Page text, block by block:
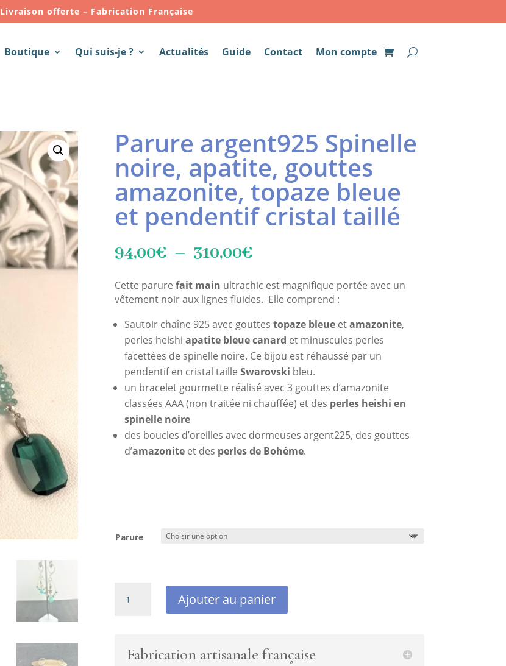
Livraison offerte – Fabrication Française
Boutique Qui suis-je ? Actualités Guide Contact Mon compte
Parure argent925 Spinelle
noire, apatite, gouttes
amazonite, topaze bleue
et pendentif cristal taillé
94,00€ – 310,00€Plage
prix :
94,00€
à
310,00€
Cette parure fait main ultrachic est magnifique portée avec un
vêtement noir aux lignes fluides. Elle comprend :
Sautoir chaîne 925 avec gouttes topaze bleueetamazonite,
perles heishi apatite bleue canard et minuscules perles
facettées de spinelle noire. Ce bijou est réhaussé par un
pendentif en cristal taille Swarovski bleu.
un bracelet gourmette réalisé avec 3 gouttes d’amazonite
classées AAA (non traitée ni chauffée) et des perles heishi en
spinelle noire
des boucles d’oreilles avec dormeuses argent225, des gouttes
d’amazoniteet des perles de Bohème.
Parure
Spinelle
noire,
Ajouter au panier
Fabrication artisanale française